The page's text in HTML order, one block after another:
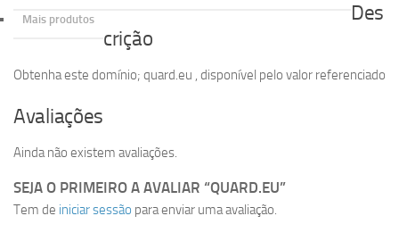
Mais produtos
Des
crição
Obtenha este domínio; quard.eu , disponível pelo valor referenciado
Avaliações
Ainda não existem avaliações.
SEJA O PRIMEIRO A AVALIAR “QUARD.EU”
Tem de iniciar sessão para enviar uma avaliação.